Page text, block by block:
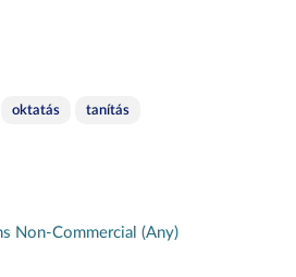
oktatás tanítás
Non-Commercial (Any)